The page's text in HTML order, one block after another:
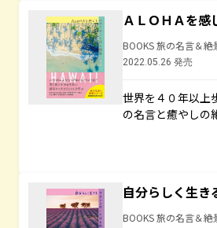
ＡＬＯＨＡを感
BOOKS 旅の名言＆絶
2022.05.26 発売
世界を４０年以上
の名言と癒やしの
自分らしく生き
BOOKS 旅の名言＆絶